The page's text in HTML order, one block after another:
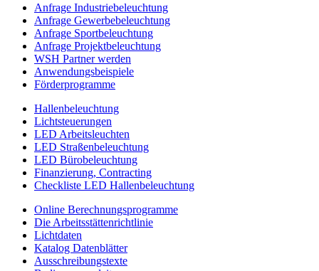
Anfrage Industriebeleuchtung
Anfrage Gewerbebeleuchtung
Anfrage Sportbeleuchtung
Anfrage Projektbeleuchtung
WSH Partner werden
Anwendungsbeispiele
Förderprogramme
Hallenbeleuchtung
Lichtsteuerungen
LED Arbeitsleuchten
LED Straßenbeleuchtung
LED Bürobeleuchtung
Finanzierung, Contracting
Checkliste LED Hallenbeleuchtung
Online Berechnungsprogramme
Die Arbeitsstättenrichtlinie
Lichtdaten
Katalog Datenblätter
Ausschreibungstexte